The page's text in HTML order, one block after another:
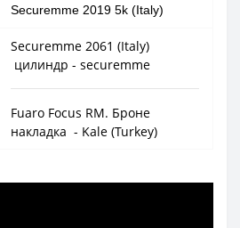
Securemme 2019 5k (Italy)
Securemme 2061 (Italy)
цилиндр - securemme
Fuaro Focus RM. Броне
накладка - Kale (Turkey)